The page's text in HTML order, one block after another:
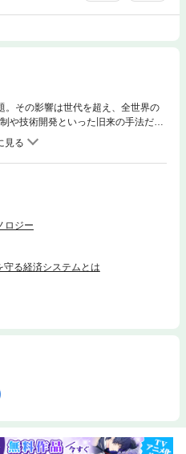
。その影響は世代を超え、全世界の
や技術開発といった旧来の手法だけ
決できない。温暖化ガス排出を抑え
つ、地域や各国経済の発展を図るに
取引制度」の歴史と理論、主要諸国
望と日本の取るべき道について述べ
ロジー
る経済システムとは